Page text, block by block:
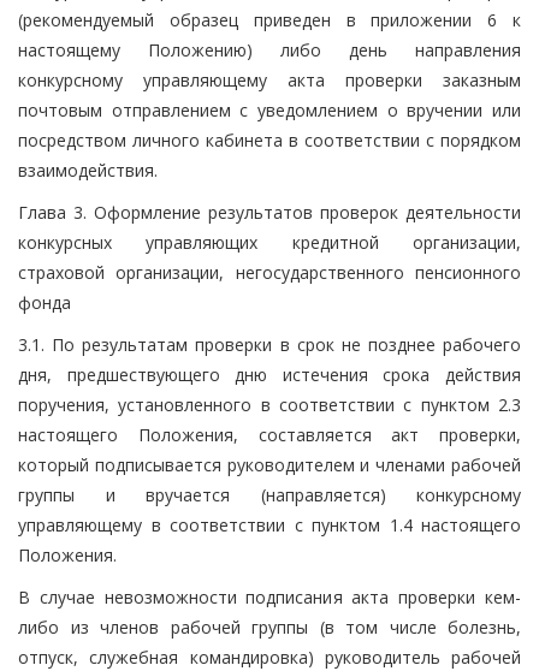
(рекомендуемый образец приведен в приложении 6 к
настоящему Положению) либо день направления
конкурсному управляющему акта проверки заказным
почтовым отправлением с уведомлением о вручении или
посредством личного кабинета в соответствии с порядком
взаимодействия.
Глава 3. Оформление результатов проверок деятельности
конкурсных управляющих кредитной организации,
страховой организации, негосударственного пенсионного
фонда
3.1. По результатам проверки в срок не позднее рабочего
дня, предшествующего дню истечения срока действия
поручения, установленного в соответствии с пунктом 2.3
настоящего Положения, составляется акт проверки,
который подписывается руководителем и членами рабочей
группы и вручается (направляется) конкурсному
управляющему в соответствии с пунктом 1.4 настоящего
Положения.
В случае невозможности подписания акта проверки кем-
либо из членов рабочей группы (в том числе болезнь,
отпуск, служебная командировка) руководитель рабочей